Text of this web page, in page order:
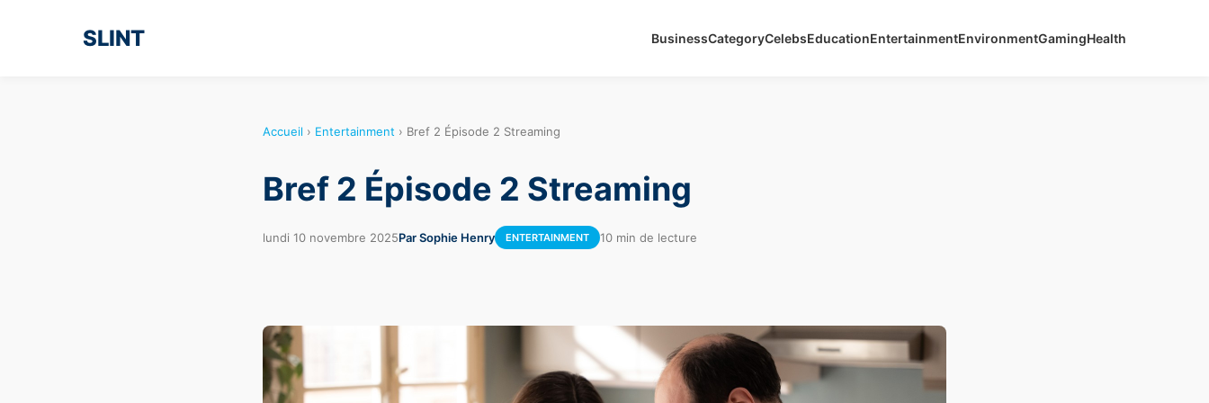
SLINT BusinessCategoryCelebsEducationEntertainmentEnvironmentGamingHealth
Accueil › Entertainment › Bref 2 Épisode 2 Streaming
Bref 2 Épisode 2 Streaming
lundi 10 novembre 2025Par Sophie Henry ENTERTAINMENT 10 min de lecture